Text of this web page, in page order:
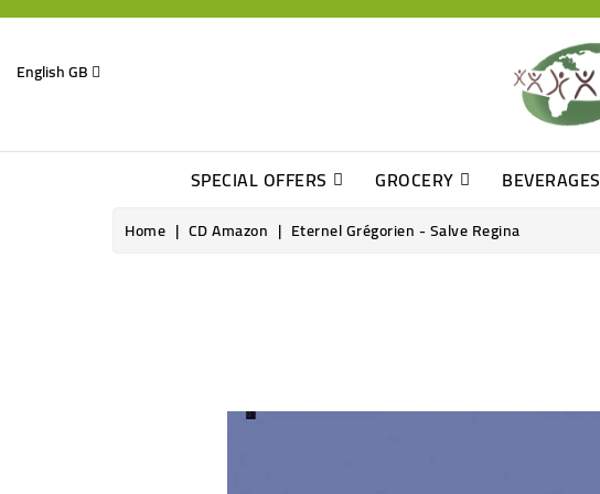
English GB
SPECIAL OFFERS GROCERY BEVERAGES
Home CD Amazon Eternel Grégorien - Salve Regina